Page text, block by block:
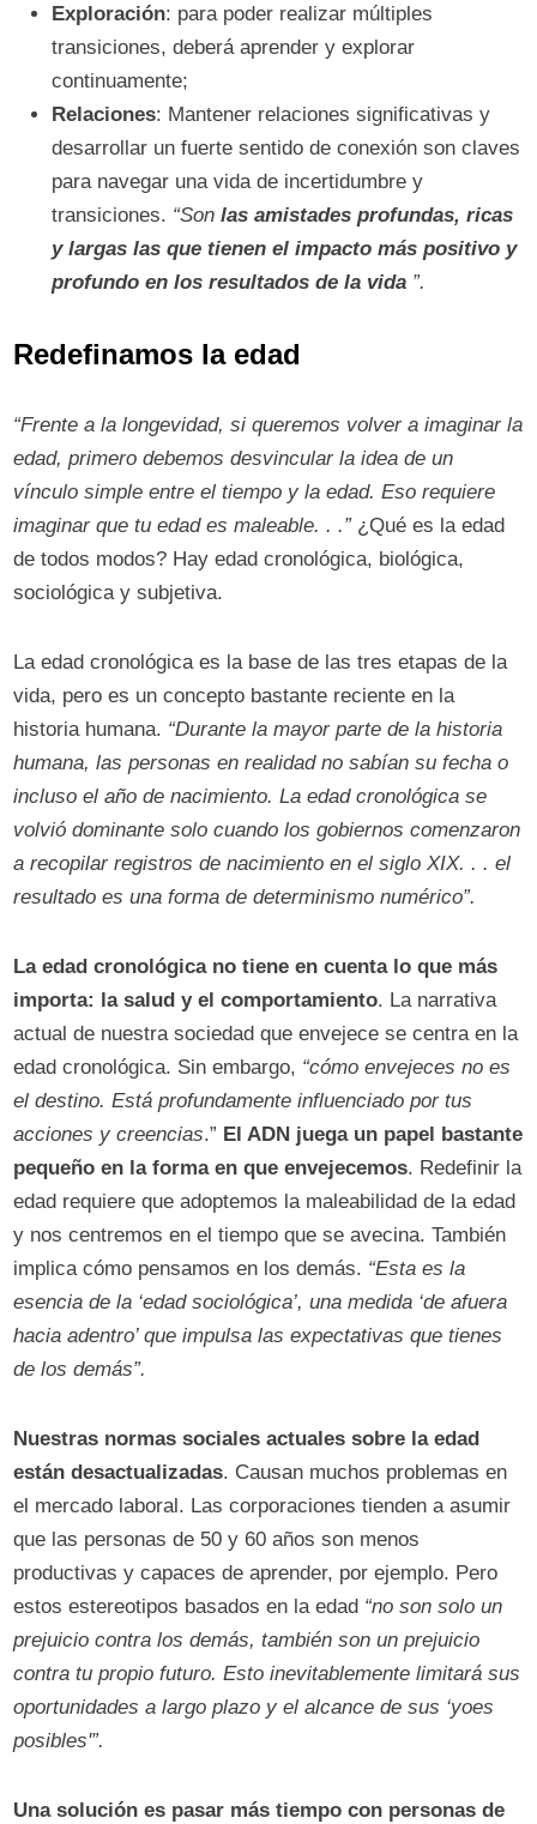
Exploración: para poder realizar múltiples
transiciones, deberá aprender y explorar
continuamente;
Relaciones: Mantener relaciones significativas y
desarrollar un fuerte sentido de conexión son claves
para navegar una vida de incertidumbre y
transiciones. “Son las amistades profundas, ricas
y largas las que tienen el impacto más positivo y
profundo en los resultados de la vida ”.
Redefinamos la edad
“Frente a la longevidad, si queremos volver a imaginar la
edad, primero debemos desvincular la idea de un
vínculo simple entre el tiempo y la edad. Eso requiere
imaginar que tu edad es maleable. . .” ¿Qué es la edad
de todos modos? Hay edad cronológica, biológica,
sociológica y subjetiva.
La edad cronológica es la base de las tres etapas de la
vida, pero es un concepto bastante reciente en la
historia humana. “Durante la mayor parte de la historia
humana, las personas en realidad no sabían su fecha o
incluso el año de nacimiento. La edad cronológica se
volvió dominante solo cuando los gobiernos comenzaron
a recopilar registros de nacimiento en el siglo XIX. . . el
resultado es una forma de determinismo numérico”.
La edad cronológica no tiene en cuenta lo que más
importa: la salud y el comportamiento. La narrativa
actual de nuestra sociedad que envejece se centra en la
edad cronológica. Sin embargo, “cómo envejeces no es
el destino. Está profundamente influenciado por tus
acciones y creencias.” El ADN juega un papel bastante
pequeño en la forma en que envejecemos. Redefinir la
edad requiere que adoptemos la maleabilidad de la edad
y nos centremos en el tiempo que se avecina. También
implica cómo pensamos en los demás. “Esta es la
esencia de la ‘edad sociológica’, una medida ‘de afuera
hacia adentro’ que impulsa las expectativas que tienes
de los demás”.
Nuestras normas sociales actuales sobre la edad
están desactualizadas. Causan muchos problemas en
el mercado laboral. Las corporaciones tienden a asumir
que las personas de 50 y 60 años son menos
productivas y capaces de aprender, por ejemplo. Pero
estos estereotipos basados ​​en la edad “no son solo un
prejuicio contra los demás, también son un prejuicio
contra tu propio futuro. Esto inevitablemente limitará sus
oportunidades a largo plazo y el alcance de sus ‘yoes
posibles'”.
Una solución es pasar más tiempo con personas de